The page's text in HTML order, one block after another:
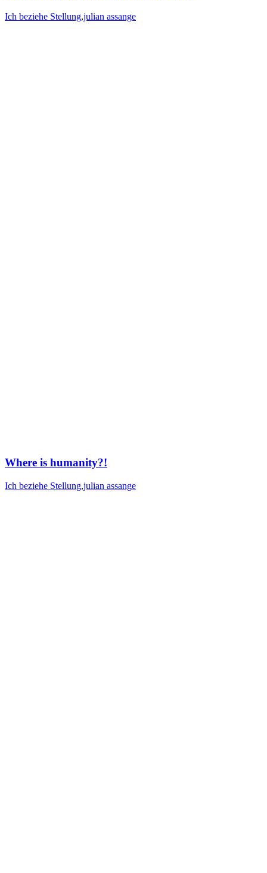
Ich beziehe Stellung,julian assange
Where is humanity?!
Ich beziehe Stellung,julian assange